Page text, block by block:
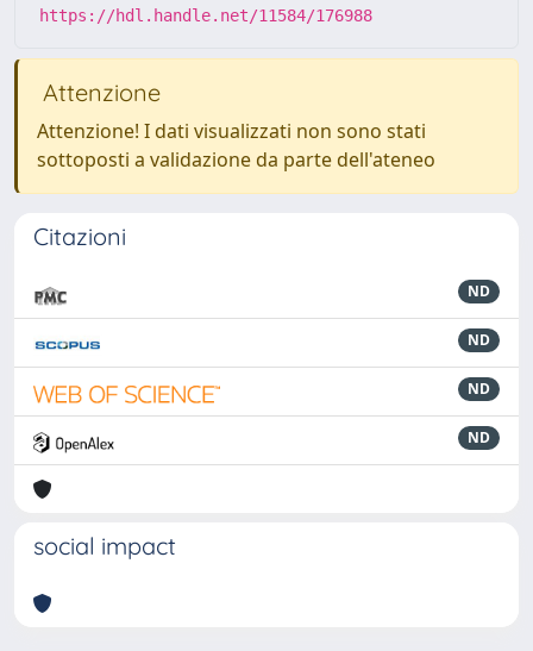
https://hdl.handle.net/11584/176988
Attenzione
Attenzione! I dati visualizzati non sono stati
sottoposti a validazione da parte dell'ateneo
Citazioni
ND
ND
ND
ND
social impact